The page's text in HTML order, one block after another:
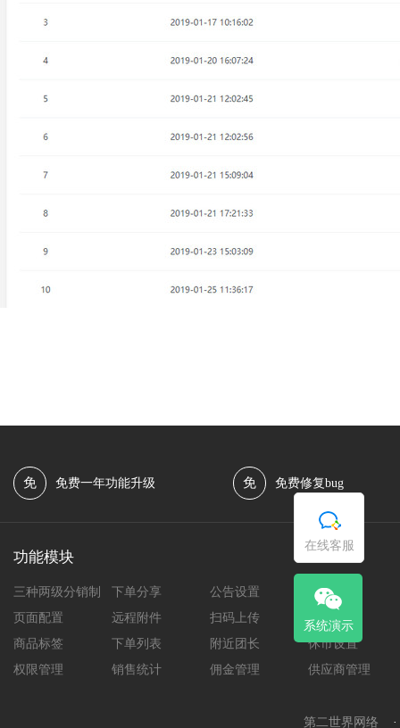
在线客服
系统演示
免 免费一年功能升级 免 免费修复bug
功能模块
三种两级分销制 下单分享 公告设置
团长中心
页面配置
远程附件 扫码上传
提现设置
商品标签
下单列表 附近团长
休市设置
权限管理
销售统计 佣金管理 供应商管理
第二世界网络 ·